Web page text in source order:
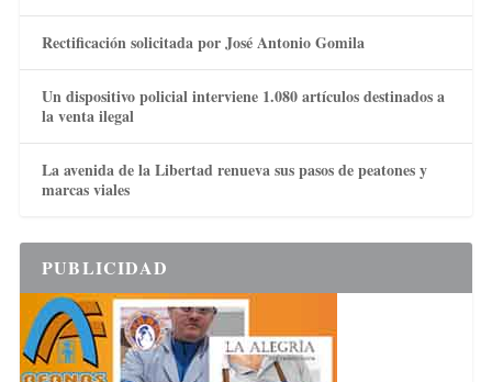
Rectificación solicitada por José Antonio Gomila
Un dispositivo policial interviene 1.080 artículos destinados a
la venta ilegal
La avenida de la Libertad renueva sus pasos de peatones y
marcas viales
PUBLICIDAD